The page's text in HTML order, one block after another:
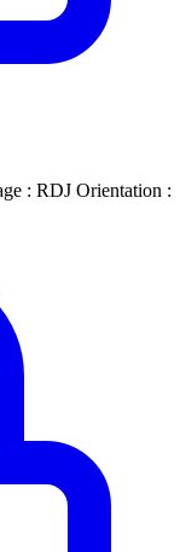
: RDJ Orientation :